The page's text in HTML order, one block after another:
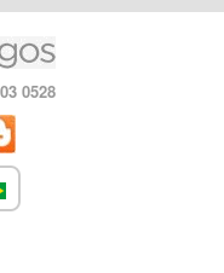
0528